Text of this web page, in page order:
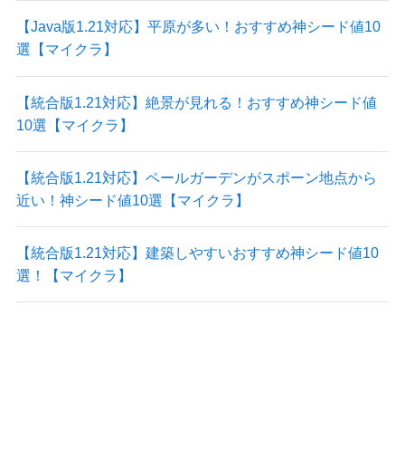
【Java版1.21対応】平原が多い！おすすめ神シード値10
選【マイクラ】
【統合版1.21対応】絶景が見れる！おすすめ神シード値
10選【マイクラ】
【統合版1.21対応】ペールガーデンがスポーン地点から
近い！神シード値10選【マイクラ】
【統合版1.21対応】建築しやすいおすすめ神シード値10
選！【マイクラ】